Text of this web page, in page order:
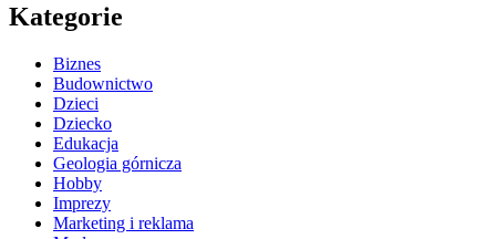
Kategorie
Biznes
Budownictwo
Dzieci
Dziecko
Edukacja
Geologia górnicza
Hobby
Imprezy
Marketing i reklama